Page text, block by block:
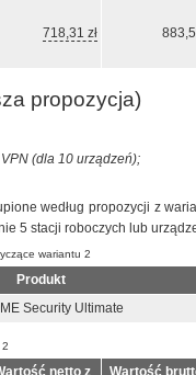
718,31 zł
propozycja)
(dla 10 urządzeń);
według propozycji z
5 stacji roboczych lub
wariantu 2
Produkt
Security Ultimate
netto z Wartość